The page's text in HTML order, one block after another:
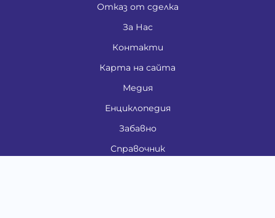
Отказ от сделка
За Нас
Контакти
Карта на сайта
Медия
Енциклопедия
Забавно
Справочник